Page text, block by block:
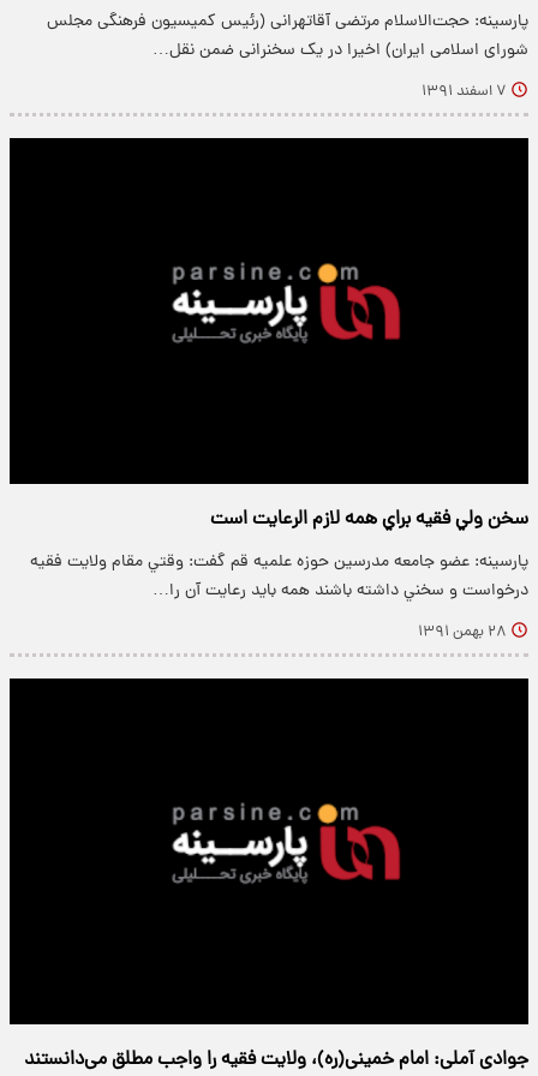
پارسینه: حجت‌الاسلام مرتضی آقاتهرانی (رئیس کمیسیون فرهنگی مجلس
شورای اسلامی ایران) اخیرا در یک سخنرانی ضمن نقل…
۷ اسفند ۱۳۹۱
سخن ولي فقيه براي همه لازم الرعايت است
پارسینه: عضو جامعه مدرسين حوزه علميه قم گفت: وقتي مقام ولايت فقيه
درخواست و سخني داشته باشند همه بايد رعايت آن را…
۲۸ بهمن ۱۳۹۱
جوادی آملی: امام خمینی(ره)، ولایت فقیه را واجب مطلق می‌دانستند